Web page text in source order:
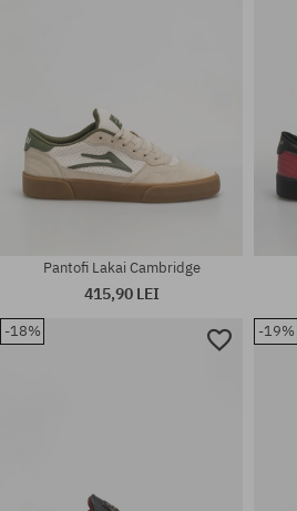
Pantofi Lakai Cambridge
415,90 LEI
-18% -19%